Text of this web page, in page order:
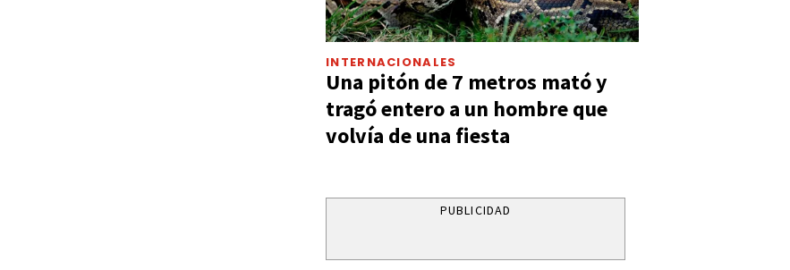
INTERNACIONALES
Una pitón de 7 metros mató y
tragó entero a un hombre que
volvía de una fiesta
PUBLICIDAD